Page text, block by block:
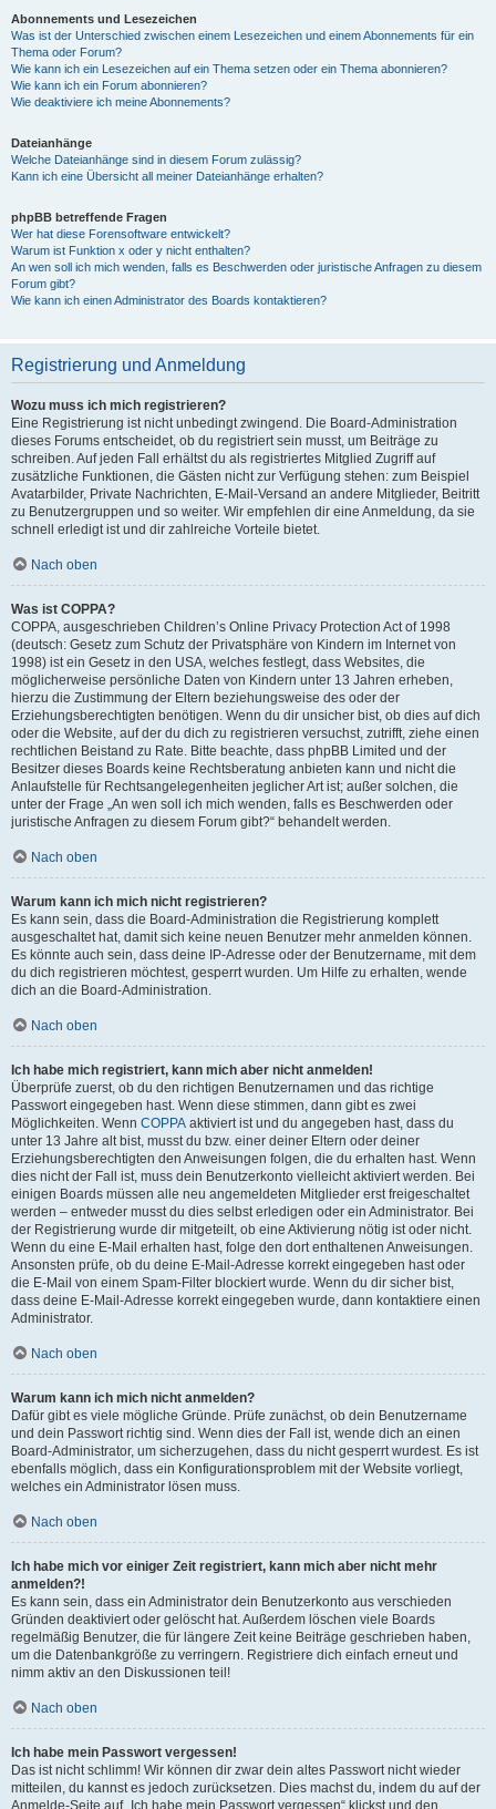
Abonnements und Lesezeichen
Was ist der Unterschied zwischen einem Lesezeichen und einem Abonnements für ein
Thema oder Forum?
Wie kann ich ein Lesezeichen auf ein Thema setzen oder ein Thema abonnieren?
Wie kann ich ein Forum abonnieren?
Wie deaktiviere ich meine Abonnements?
Dateianhänge
Welche Dateianhänge sind in diesem Forum zulässig?
Kann ich eine Übersicht all meiner Dateianhänge erhalten?
phpBB betreffende Fragen
Wer hat diese Forensoftware entwickelt?
Warum ist Funktion x oder y nicht enthalten?
An wen soll ich mich wenden, falls es Beschwerden oder juristische Anfragen zu diesem
Forum gibt?
Wie kann ich einen Administrator des Boards kontaktieren?
Registrierung und Anmeldung
Wozu muss ich mich registrieren?
Eine Registrierung ist nicht unbedingt zwingend. Die Board-Administration
dieses Forums entscheidet, ob du registriert sein musst, um Beiträge zu
schreiben. Auf jeden Fall erhältst du als registriertes Mitglied Zugriff auf
zusätzliche Funktionen, die Gästen nicht zur Verfügung stehen: zum Beispiel
Avatarbilder, Private Nachrichten, E-Mail-Versand an andere Mitglieder, Beitritt
zu Benutzergruppen und so weiter. Wir empfehlen dir eine Anmeldung, da sie
schnell erledigt ist und dir zahlreiche Vorteile bietet.
Nach oben
Was ist COPPA?
COPPA, ausgeschrieben Children’s Online Privacy Protection Act of 1998
(deutsch: Gesetz zum Schutz der Privatsphäre von Kindern im Internet von
1998) ist ein Gesetz in den USA, welches festlegt, dass Websites, die
möglicherweise persönliche Daten von Kindern unter 13 Jahren erheben,
hierzu die Zustimmung der Eltern beziehungsweise des oder der
Erziehungsberechtigten benötigen. Wenn du dir unsicher bist, ob dies auf dich
oder die Website, auf der du dich zu registrieren versuchst, zutrifft, ziehe einen
rechtlichen Beistand zu Rate. Bitte beachte, dass phpBB Limited und der
Besitzer dieses Boards keine Rechtsberatung anbieten kann und nicht die
Anlaufstelle für Rechtsangelegenheiten jeglicher Art ist; außer solchen, die
unter der Frage „An wen soll ich mich wenden, falls es Beschwerden oder
juristische Anfragen zu diesem Forum gibt?“ behandelt werden.
Nach oben
Warum kann ich mich nicht registrieren?
Es kann sein, dass die Board-Administration die Registrierung komplett
ausgeschaltet hat, damit sich keine neuen Benutzer mehr anmelden können.
Es könnte auch sein, dass deine IP-Adresse oder der Benutzername, mit dem
du dich registrieren möchtest, gesperrt wurden. Um Hilfe zu erhalten, wende
dich an die Board-Administration.
Nach oben
Ich habe mich registriert, kann mich aber nicht anmelden!
Überprüfe zuerst, ob du den richtigen Benutzernamen und das richtige
Passwort eingegeben hast. Wenn diese stimmen, dann gibt es zwei
Möglichkeiten. Wenn COPPA aktiviert ist und du angegeben hast, dass du
unter 13 Jahre alt bist, musst du bzw. einer deiner Eltern oder deiner
Erziehungsberechtigten den Anweisungen folgen, die du erhalten hast. Wenn
dies nicht der Fall ist, muss dein Benutzerkonto vielleicht aktiviert werden. Bei
einigen Boards müssen alle neu angemeldeten Mitglieder erst freigeschaltet
werden – entweder musst du dies selbst erledigen oder ein Administrator. Bei
der Registrierung wurde dir mitgeteilt, ob eine Aktivierung nötig ist oder nicht.
Wenn du eine E-Mail erhalten hast, folge den dort enthaltenen Anweisungen.
Ansonsten prüfe, ob du deine E-Mail-Adresse korrekt eingegeben hast oder
die E-Mail von einem Spam-Filter blockiert wurde. Wenn du dir sicher bist,
dass deine E-Mail-Adresse korrekt eingegeben wurde, dann kontaktiere einen
Administrator.
Nach oben
Warum kann ich mich nicht anmelden?
Dafür gibt es viele mögliche Gründe. Prüfe zunächst, ob dein Benutzername
und dein Passwort richtig sind. Wenn dies der Fall ist, wende dich an einen
Board-Administrator, um sicherzugehen, dass du nicht gesperrt wurdest. Es ist
ebenfalls möglich, dass ein Konfigurationsproblem mit der Website vorliegt,
welches ein Administrator lösen muss.
Nach oben
Ich habe mich vor einiger Zeit registriert, kann mich aber nicht mehr
anmelden?!
Es kann sein, dass ein Administrator dein Benutzerkonto aus verschieden
Gründen deaktiviert oder gelöscht hat. Außerdem löschen viele Boards
regelmäßig Benutzer, die für längere Zeit keine Beiträge geschrieben haben,
um die Datenbankgröße zu verringern. Registriere dich einfach erneut und
nimm aktiv an den Diskussionen teil!
Nach oben
Ich habe mein Passwort vergessen!
Das ist nicht schlimm! Wir können dir zwar dein altes Passwort nicht wieder
mitteilen, du kannst es jedoch zurücksetzen. Dies machst du, indem du auf der
Anmelde-Seite auf „Ich habe mein Passwort vergessen“ klickst und den